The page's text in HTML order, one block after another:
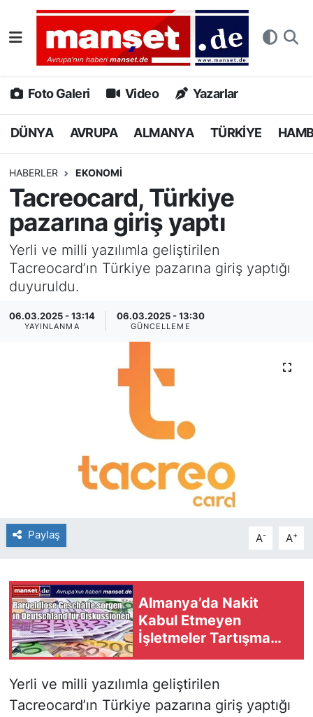
Foto Galeri Video Yazarlar
DÜNYA AVRUPA ALMANYA TÜRKİYE
HABERLER EKONOMİ
Tacreocard, Türkiye
pazarına giriş yaptı
Yerli ve milli yazılımla geliştirilen
Tacreocard’ın Türkiye pazarına giriş yaptığı
duyuruldu.
06.03.2025 - 13:14
YAYINLANMA
06.03.2025 - 13:30
GÜNCELLEME
Paylaş A- A+
Almanya’da Nakit
Kabul Etmeyen
İşletmeler Tartışma
Yaratıyor
Yerli ve milli yazılımla geliştirilen
Tacreocard’ın Türkiye pazarına giriş yaptığı
DÜNYA
AVRUPA
ALMANYA
HAMBURG
SPOR
DEUTSCH
Nöbetçi Eczaneler
Hava Durumu
Namaz Vakitleri
Puan Durumu ve Fikstür
Tüm Manşetler
Son Dakika Haberleri